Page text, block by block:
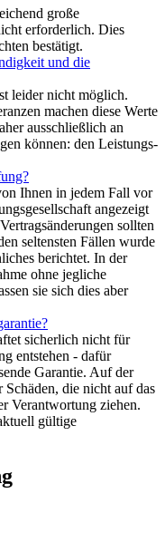
große
erforderlich. Dies
bestätigt.
und die
leider nicht möglich.
machen diese Werte
ausschließlich an
können: den Leistungs-
Ihnen in jedem Fall vor
angezeigt
sollten
seltensten Fällen wurde
berichtet. In der
ohne jegliche
sie sich dies aber
sicherlich nicht für
entstehen - dafür
Garantie. Auf der
die nicht auf das
Verantwortung ziehen.
gültige